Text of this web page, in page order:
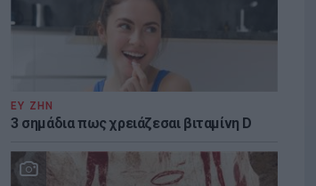
ΕΥ ΖΗΝ
3 σημάδια πως χρειάζεσαι βιταμίνη D